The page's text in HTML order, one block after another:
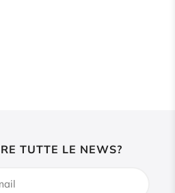
TUTTE LE NEWS?